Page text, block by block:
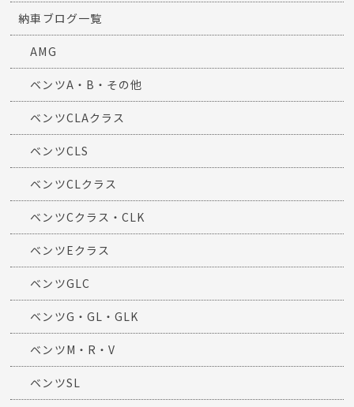
納車ブログ一覧
AMG
ベンツA・B・その他
ベンツCLAクラス
ベンツCLS
ベンツCLクラス
ベンツCクラス・CLK
ベンツEクラス
ベンツGLC
ベンツG・GL・GLK
ベンツM・R・V
ベンツSL